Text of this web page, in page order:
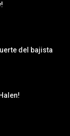
del bajista